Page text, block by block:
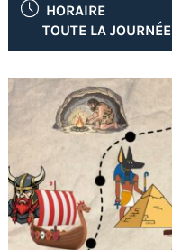
HORAIRE
TOUTE LA JOURNÉE